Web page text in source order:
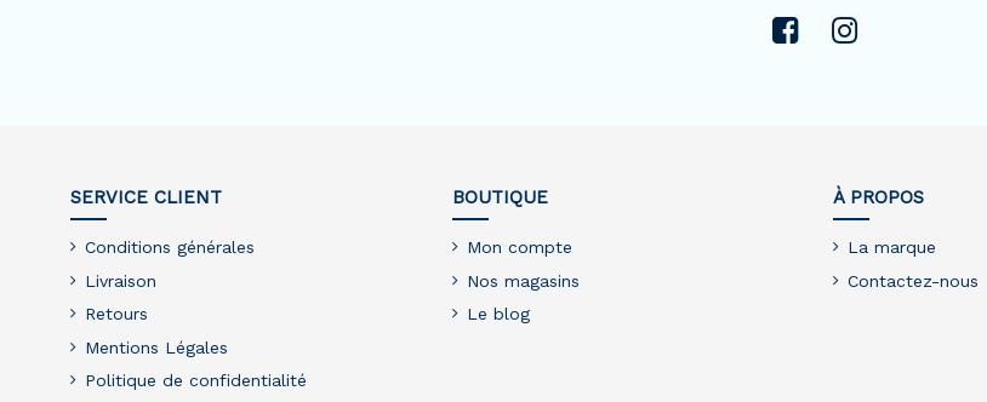
SERVICE CLIENT
Conditions générales
Livraison
Retours
Mentions Légales
Politique de confidentialité
BOUTIQUE
Mon compte
Nos magasins
Le blog
À PROPOS
La marque
Contactez-nous